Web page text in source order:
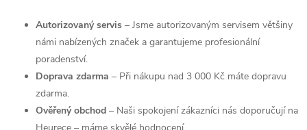
Autorizovaný servis – Jsme autorizovaným servisem většiny
námi nabízených značek a garantujeme profesionální
poradenství.
Doprava zdarma – Při nákupu nad 3 000 Kč máte dopravu
zdarma.
Ověřený obchod – Naši spokojení zákazníci nás doporučují na